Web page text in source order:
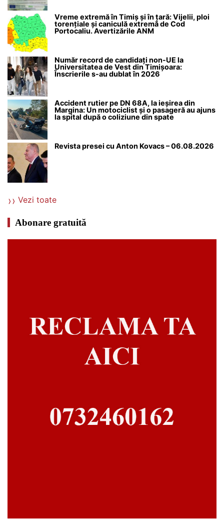
Vreme extremă în Timiș și în țară: Vijelii, ploi
torențiale și caniculă extremă de Cod
Portocaliu. Avertizările ANM
Număr record de candidați non-UE la
Universitatea de Vest din Timișoara:
Înscrierile s-au dublat în 2026
Accident rutier pe DN 68A, la ieșirea din
Margina: Un motociclist și o pasageră au ajuns
la spital după o coliziune din spate
Revista presei cu Anton Kovacs – 06.08.2026
Vezi toate
Abonare gratuită